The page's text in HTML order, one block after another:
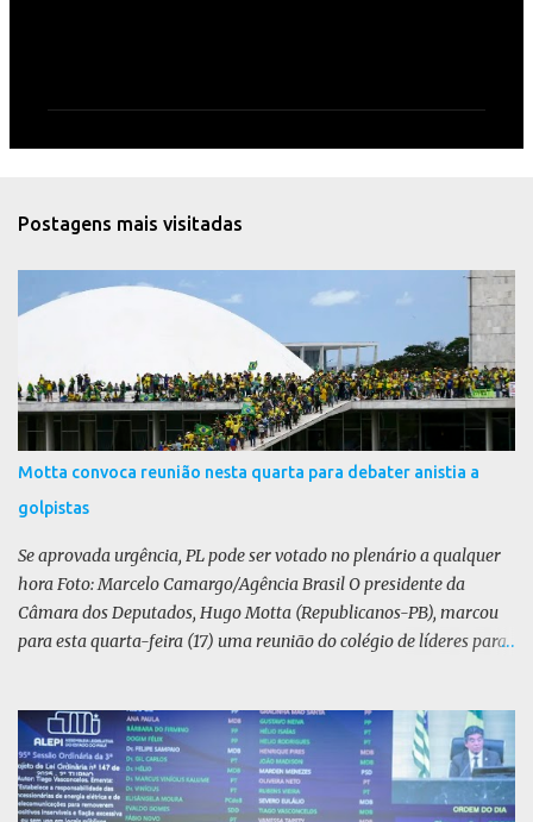
á
r
i
Postagens mais visitadas
Motta convoca reunião nesta quarta para debater anistia a
golpistas
Se aprovada urgência, PL pode ser votado no plenário a qualquer
hora Foto: Marcelo Camargo/Agência Brasil O presidente da
Câmara dos Deputados, Hugo Motta (Republicanos-PB), marcou
para esta quarta-feira (17) uma reunião do colégio de líderes para
disse, em uma rede social, que a reunião vai “deliberar sobre a
urgência dos projetos que tratam do acontecido em 8 de janeiro de
2023”. Se aprovada urgência, o PL poderia ser votado no Plenário a
qualquer momento. Não foi divulgado relator ou texto da matéria.